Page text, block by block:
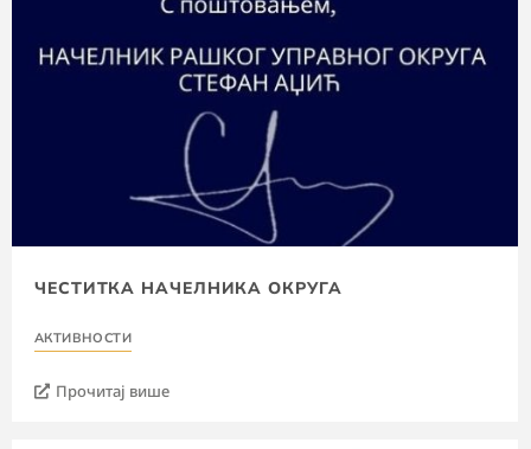
ЧЕСТИТКА НАЧЕЛНИКА ОКРУГА
АКТИВНОСТИ
Прочитај више